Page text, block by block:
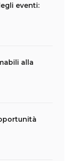
eventi:
alla